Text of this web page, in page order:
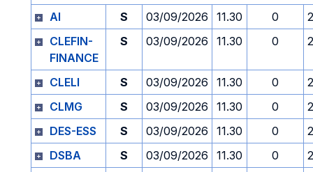
AI
S 03/09/2026 11.30 0
CLEFIN-
FINANCE
S 03/09/2026 11.30 0
CLELI S 03/09/2026 11.30 0
CLMG
S 03/09/2026 11.30 0
DES-ESS
S 03/09/2026 11.30 0
DSBA
S 03/09/2026 11.30 0